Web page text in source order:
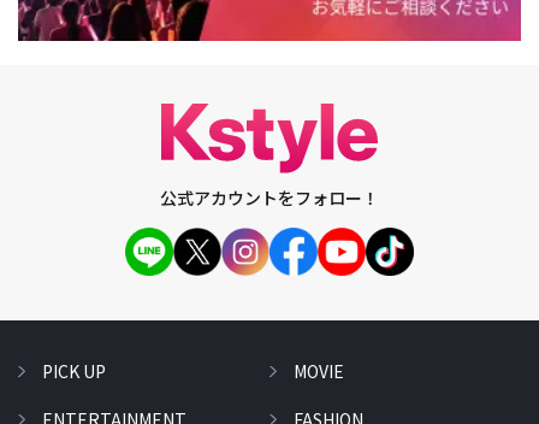
公式アカウントをフォロー！
PICK UP
ENTERTAINMENT
MOVIE
FASHION